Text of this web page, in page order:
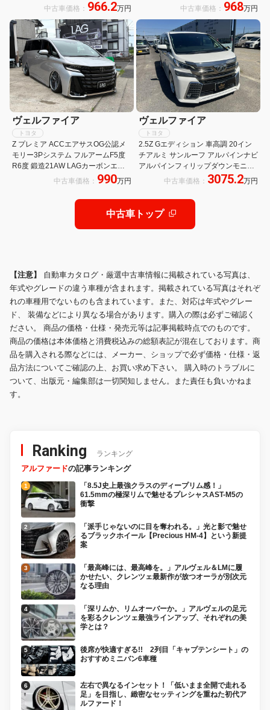
ーフスポイラー ヘッドアップディス
プレイ ユニバーサルステップ シート
メモリー
中古車価格： 966.2万円
ト ターボ クリアランスソナー 電動
リアゲート キーレス プラチナホワイ
トパールマイカ
中古車価格： 968万円
ヴェルファイア
トヨタ
Z プレミア ACCエアサスOG公認メ
モリー3Pシステム フルアームF5度
R6度 鍛造21AW LAGカーボンエア
ロ ROHANオリジナル全塗装 BIGブ
中古車価格： 990万円
ヴェルファイア
トヨタ
2.5Z Gエディション 車高調 20イン
チアルミ サンルーフ アルパインナビ
アルパインフィリップダウンモニタ
中古車価格： 3075.2万円
中古車トップ
【注意】 自動車カタログ・厳選中古車情報に掲載されている写真は、
年式やグレードの違う車種が含まれます。掲載されている写真はそれぞ
れの車種用でないものも含まれています。また、対応は年式やグレー
ド、 装備などにより異なる場合があります。購入の際は必ずご確認く
ださい。 商品の価格・仕様・発売元等は記事掲載時点でのものです。
商品の価格は本体価格と消費税込みの総額表記が混在しております。商
品を購入される際などには、メーカー、ショップで必ず価格・仕様・返
品方法についてご確認の上、お買い求め下さい。 購入時のトラブルに
ついて、出版元・編集部は一切関知しません。また責任も負いかねま
す。
Ranking ランキング
アルファードの記事ランキング
「8.5J史上最強クラスのディープリム感！」
61.5mmの極深リムで魅せるプレシャスAST-M5の
衝撃
「派手じゃないのに目を奪われる。」光と影で魅せ
るブラックホイール【Precious HM-4】という新提
案
「最高峰には、最高峰を。」アルヴェル＆LMに履
かせたい、クレンツェ最新作が放つオーラが別次元
なる理由
「深リムか、リムオーバーか。」アルヴェルの足元
を彩るクレンツェ最強ラインアップ、それぞれの美
学とは？
後席が快適すぎる!! 2列目「キャプテンシート」の
おすすめミニバン6車種
左右で異なるインセット！「低いまま全開で走れる
足」を目指し、緻密なセッティングを重ねた初代ア
ルファード！